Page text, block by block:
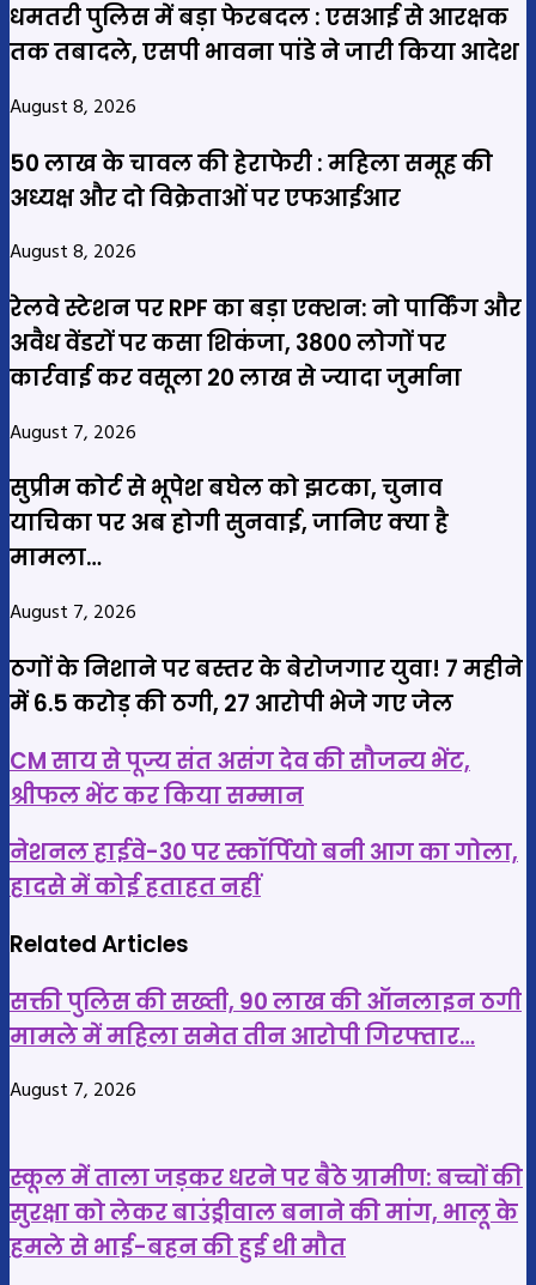
धमतरी पुलिस में बड़ा फेरबदल : एसआई से आरक्षक
तक तबादले, एसपी भावना पांडे ने जारी किया आदेश
August 8, 2026
50 लाख के चावल की हेराफेरी : महिला समूह की
अध्यक्ष और दो विक्रेताओं पर एफआईआर
August 8, 2026
रेलवे स्टेशन पर RPF का बड़ा एक्शन: नो पार्किंग और
अवैध वेंडरों पर कसा शिकंजा, 3800 लोगों पर
कार्रवाई कर वसूला 20 लाख से ज्यादा जुर्माना
August 7, 2026
सुप्रीम कोर्ट से भूपेश बघेल को झटका, चुनाव
याचिका पर अब होगी सुनवाई, जानिए क्या है
मामला…
August 7, 2026
ठगों के निशाने पर बस्तर के बेरोजगार युवा! 7 महीने
में 6.5 करोड़ की ठगी, 27 आरोपी भेजे गए जेल
CM
साय
पूज्य
संत
देव
सौजन्य
भेंट,
भेंट
किया
सम्मान
CM साय से पूज्य संत असंग देव की सौजन्य भेंट,
श्रीफल भेंट कर किया सम्मान
नेशनल
हाईवे-30
स्कॉर्पियो
आग
का
हादसे
कोई
हताहत
नहीं
नेशनल हाईवे-30 पर स्कॉर्पियो बनी आग का गोला,
हादसे में कोई हताहत नहीं
Related Articles
सक्ती पुलिस की सख्ती, 90 लाख की ऑनलाइन ठगी
मामले में महिला समेत तीन आरोपी गिरफ्तार…
August 7, 2026
स्कूल में ताला जड़कर धरने पर बैठे ग्रामीण: बच्चों की
सुरक्षा को लेकर बाउंड्रीवाल बनाने की मांग, भालू के
हमले से भाई-बहन की हुई थी मौत